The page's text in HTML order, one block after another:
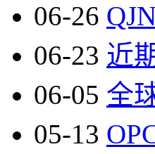
06-26
06-23 近
06-05 全
05-13